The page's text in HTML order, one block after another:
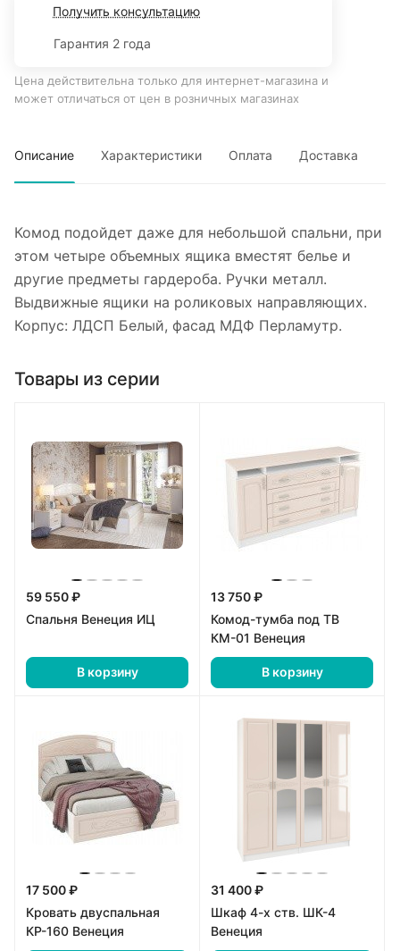
Получить консультацию
Гарантия 2 года
Цена действительна только для интернет-магазина и
может отличаться от цен в розничных магазинах
Описание Характеристики Оплата Доставка
Комод подойдет даже для небольшой спальни, при
этом четыре объемных ящика вместят белье и
другие предметы гардероба. Ручки металл.
Выдвижные ящики на роликовых направляющих.
Корпус: ЛДСП Белый, фасад МДФ Перламутр.
Товары из серии
59 550 ₽
Спальня Венеция ИЦ
В корзину
13 750 ₽
Комод-тумба под ТВ
КМ-01 Венеция
В корзину
17 500 ₽
Кровать двуспальная
КР-160 Венеция
31 400 ₽
Шкаф 4-х ств. ШК-4
Венеция